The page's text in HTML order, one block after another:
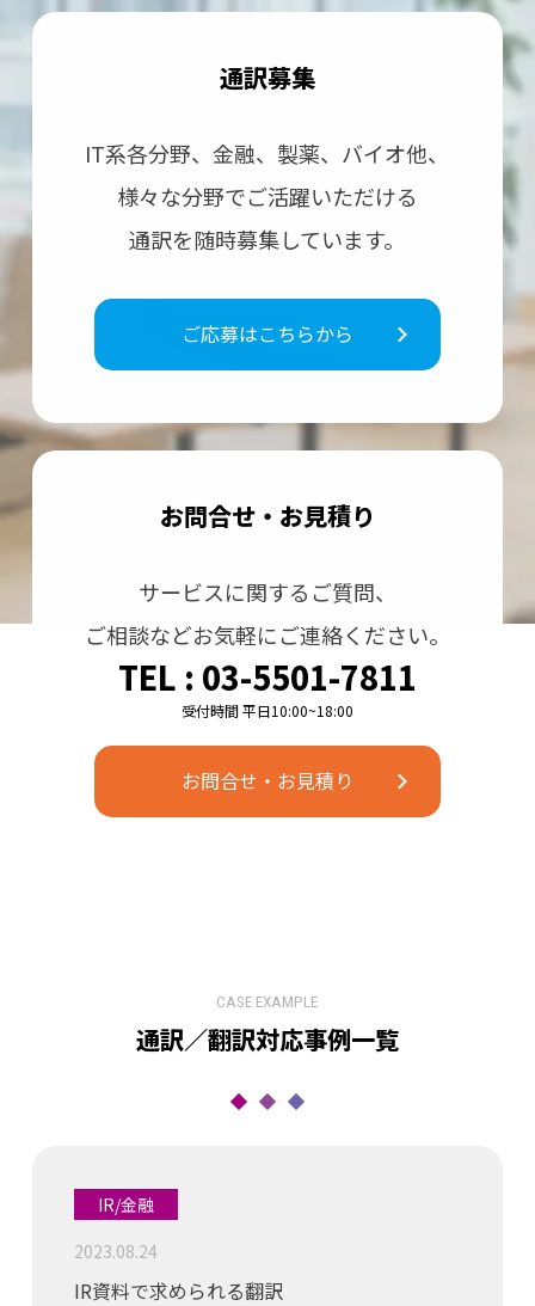
通訳募集
IT系各分野、⾦融、製薬、バイオ他、
様々な分野でご活躍いただける
通訳を随時募集しています。
ご応募はこちらから
お問合せ・お⾒積り
サービスに関するご質問、
ご相談などお気軽にご連絡ください。
TEL : 03-5501-7811
お問合せ・お見積り
CASE EXAMPLE
通訳／翻訳対応事例⼀覧
IR/金融
2023.08.24
IR資料で求められる翻訳